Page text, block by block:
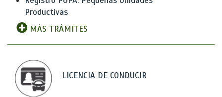
Productivas
MÁS TRÁMITES
LICENCIA DE CONDUCIR